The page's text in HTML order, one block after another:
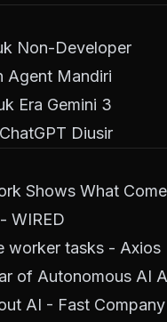
Non-Developer
Agent Mandiri
Era Gemini 3
Diusir
Shows What
WIRED
worker tasks - Axios
of Autonomous AI
AI - Fast Company